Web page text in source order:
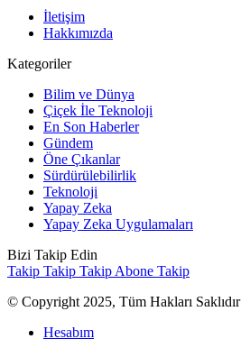
İletişim
Hakkımızda
Kategoriler
Bilim ve Dünya
Çiçek İle Teknoloji
En Son Haberler
Gündem
Öne Çıkanlar
Sürdürülebilirlik
Teknoloji
Yapay Zeka
Yapay Zeka Uygulamaları
Bizi Takip Edin
Takip Takip Takip Abone Takip
© Copyright 2025, Tüm Hakları Saklıdır
Hesabım